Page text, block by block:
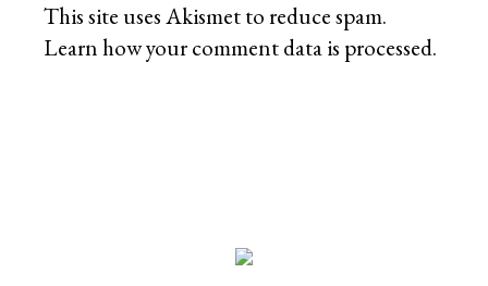
This site uses Akismet to reduce spam.
Learn how your comment data is processed.